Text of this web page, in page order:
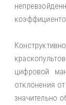
цифровой
отклонения
значительно